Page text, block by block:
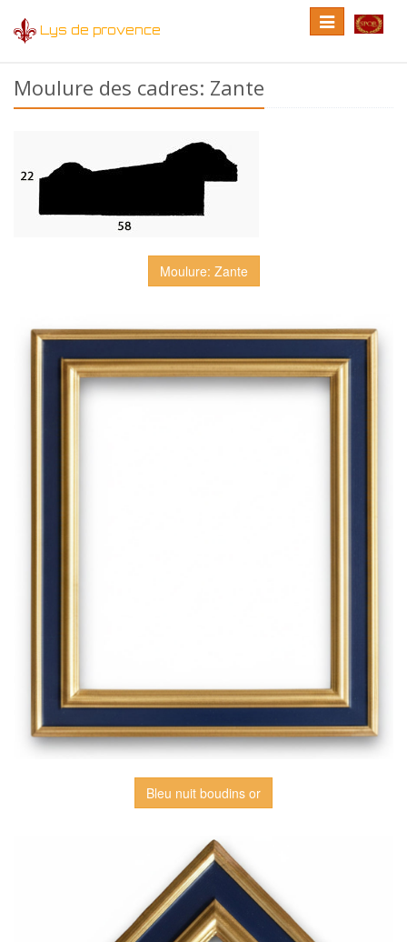
Lys de provence
Toggle
language
Toggle
navigation
Moulure des cadres: Zante
Moulure: Zante
Bleu nuit boudins or